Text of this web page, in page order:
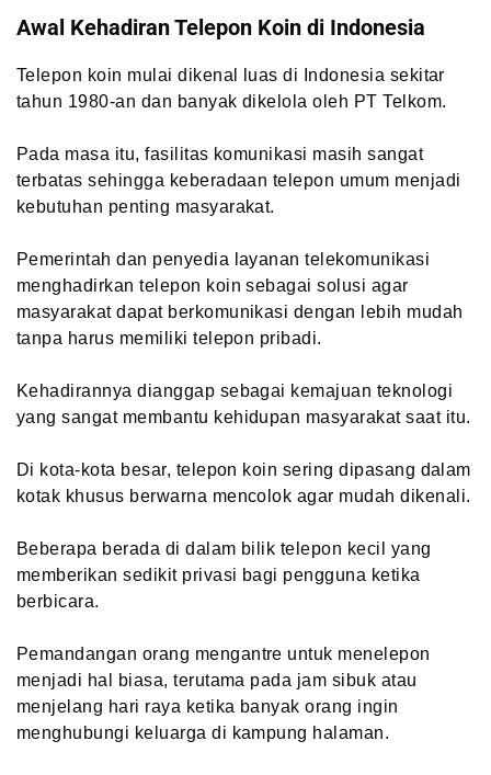
Awal Kehadiran Telepon Koin di Indonesia
Telepon koin mulai dikenal luas di Indonesia sekitar
tahun 1980-an dan banyak dikelola oleh PT Telkom.
Pada masa itu, fasilitas komunikasi masih sangat
terbatas sehingga keberadaan telepon umum menjadi
kebutuhan penting masyarakat.
Pemerintah dan penyedia layanan telekomunikasi
menghadirkan telepon koin sebagai solusi agar
masyarakat dapat berkomunikasi dengan lebih mudah
tanpa harus memiliki telepon pribadi.
Kehadirannya dianggap sebagai kemajuan teknologi
yang sangat membantu kehidupan masyarakat saat itu.
Di kota-kota besar, telepon koin sering dipasang dalam
kotak khusus berwarna mencolok agar mudah dikenali.
Beberapa berada di dalam bilik telepon kecil yang
memberikan sedikit privasi bagi pengguna ketika
berbicara.
Pemandangan orang mengantre untuk menelepon
menjadi hal biasa, terutama pada jam sibuk atau
menjelang hari raya ketika banyak orang ingin
menghubungi keluarga di kampung halaman.